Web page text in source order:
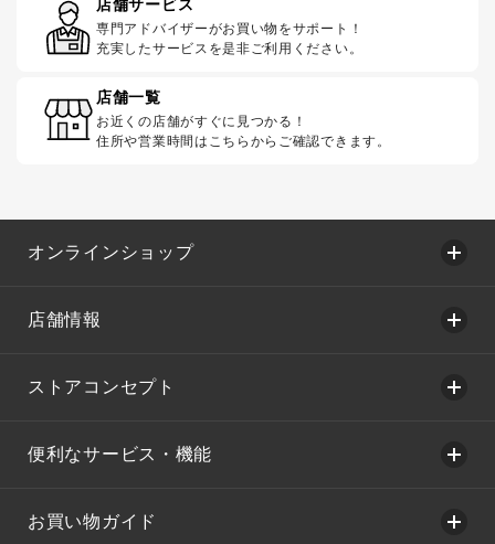
店舗サービス
専門アドバイザーがお買い物をサポート！
充実したサービスを是非ご利用ください。
店舗一覧
お近くの店舗がすぐに見つかる！
住所や営業時間はこちらからご確認できます。
オンラインショップ
店舗情報
ストアコンセプト
便利なサービス・機能
お買い物ガイド